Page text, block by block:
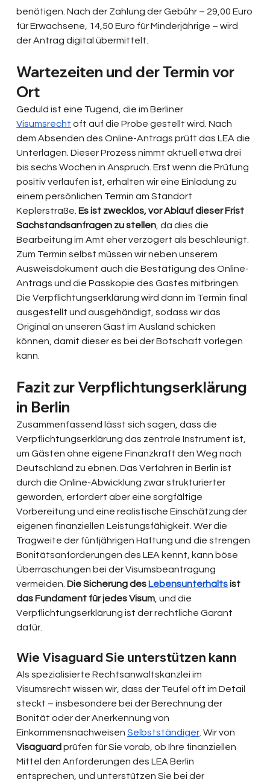
benötigen. Nach der Zahlung der Gebühr – 29,00 Euro
für Erwachsene, 14,50 Euro für Minderjährige – wird
der Antrag digital übermittelt.
Wartezeiten und der Termin vor
Ort
Geduld ist eine Tugend, die im Berliner
Visumsrecht oft auf die Probe gestellt wird. Nach
dem Absenden des Online-Antrags prüft das LEA die
Unterlagen. Dieser Prozess nimmt aktuell etwa drei
bis sechs Wochen in Anspruch. Erst wenn die Prüfung
positiv verlaufen ist, erhalten wir eine Einladung zu
einem persönlichen Termin am Standort
Keplerstraße. Es ist zwecklos, vor Ablauf dieser Frist
Sachstandsanfragen zu stellen , da dies die
Bearbeitung im Amt eher verzögert als beschleunigt.
Zum Termin selbst müssen wir neben unserem
Ausweisdokument auch die Bestätigung des Online-
Antrags und die Passkopie des Gastes mitbringen.
Die Verpflichtungserklärung wird dann im Termin final
ausgestellt und ausgehändigt, sodass wir das
Original an unseren Gast im Ausland schicken
können, damit dieser es bei der Botschaft vorlegen
kann.
Fazit zur Verpflichtungserklärung
in Berlin
Zusammenfassend lässt sich sagen, dass die
Verpflichtungserklärung das zentrale Instrument ist,
um Gästen ohne eigene Finanzkraft den Weg nach
Deutschland zu ebnen. Das Verfahren in Berlin ist
durch die Online-Abwicklung zwar strukturierter
geworden, erfordert aber eine sorgfältige
Vorbereitung und eine realistische Einschätzung der
eigenen finanziellen Leistungsfähigkeit. Wer die
Tragweite der fünfjährigen Haftung und die strengen
Bonitätsanforderungen des LEA kennt, kann böse
Überraschungen bei der Visumsbeantragung
vermeiden. Die Sicherung des Lebensunterhalts ist
das Fundament für jedes Visum , und die
Verpflichtungserklärung ist der rechtliche Garant
dafür.
Wie Visaguard Sie unterstützen kann
Als spezialisierte Rechtsanwaltskanzlei im
Visumsrecht wissen wir, dass der Teufel oft im Detail
steckt – insbesondere bei der Berechnung der
Bonität oder der Anerkennung von
Einkommensnachweisen Selbstständiger . Wir von
Visaguard prüfen für Sie vorab, ob Ihre finanziellen
Mittel den Anforderungen des LEA Berlin
entsprechen, und unterstützen Sie bei der